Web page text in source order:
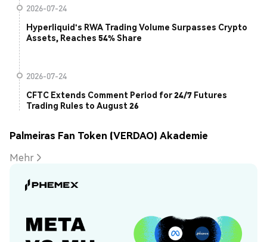
2026-07-24
Hyperliquid's RWA Trading Volume Surpasses Crypto
Assets, Reaches 54% Share
2026-07-24
CFTC Extends Comment Period for 24/7 Futures
Trading Rules to August 26
Palmeiras Fan Token (VERDAO) Akademie
Mehr